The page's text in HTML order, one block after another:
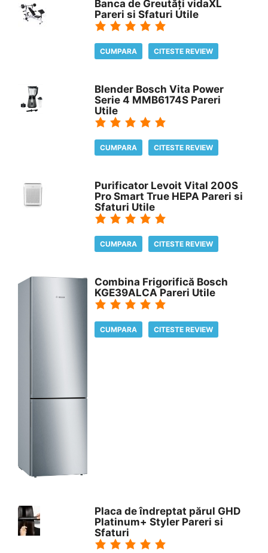
Banca de Greutăți vidaXL
Pareri si Sfaturi Utile
CUMPARA CITESTE REVIEW
Blender Bosch Vita Power
Serie 4 MMB6174S Pareri
Utile
CUMPARA CITESTE REVIEW
Purificator Levoit Vital 200S
Pro Smart True HEPA Pareri si
Sfaturi Utile
CUMPARA CITESTE REVIEW
Combina Frigorifică Bosch
KGE39ALCA Pareri Utile
CUMPARA CITESTE REVIEW
Placa de îndreptat părul GHD
Platinum+ Styler Pareri si
Sfaturi